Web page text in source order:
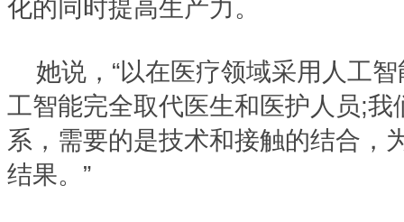
化的同时提高生产力。
她说，“以在医疗领域采用人工
工智能完全取代医生和医护人员;
系，需要的是技术和接触的结合，
结果。”